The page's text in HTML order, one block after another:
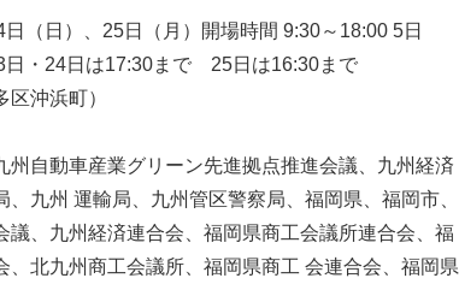
（日）、25日（月）開場時間 9:30～18:00 5日
・24日は17:30まで 25日は16:30まで
沖浜町）
自動車産業グリーン先進拠点推進会議、九州経済
九州 運輸局、九州管区警察局、福岡県、福岡市、
、九州経済連合会、福岡県商工会議所連合会、福
北九州商工会議所、福岡県商工 会連合会、福岡県